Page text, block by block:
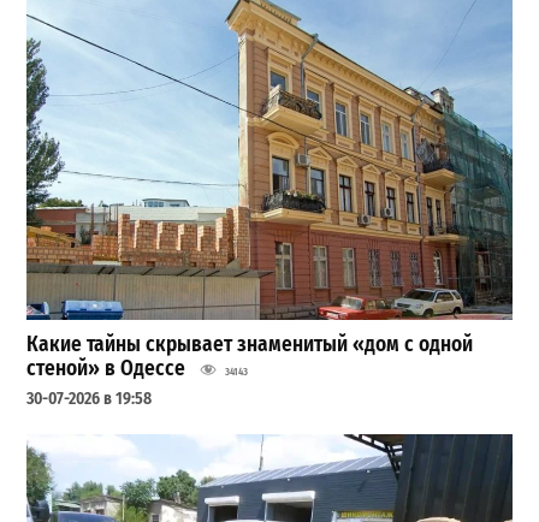
Какие тайны скрывает знаменитый «дом с одной
стеной» в Одессе
34143
30-07-2026 в 19:58